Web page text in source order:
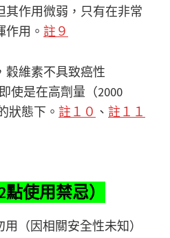
其作用微弱，只有在非常
用。 註９
穀維素不具致癌性
使是在高劑量（2000
狀態下。 註１０ 、 註１１
使用禁忌）
（因相關安全性未知）